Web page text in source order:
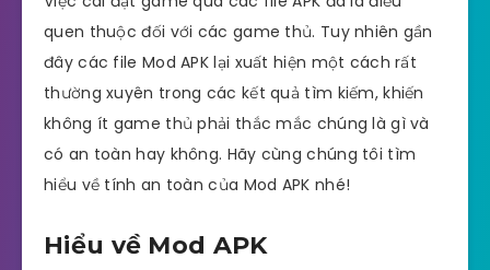
quen thuộc đối với các game thủ. Tuy nhiên gần
đây các file Mod APK lại xuất hiện một cách rất
thường xuyên trong các kết quả tìm kiếm, khiến
không ít game thủ phải thắc mắc chúng là gì và
có an toàn hay không. Hãy cùng chúng tôi tìm
hiểu về tính an toàn của Mod APK nhé!
Hiểu về Mod APK